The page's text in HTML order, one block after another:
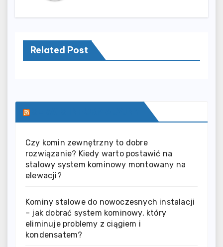
Related Post
Czy komin zewnętrzny to dobre
rozwiązanie? Kiedy warto postawić na
stalowy system kominowy montowany na
elewacji?
Kominy stalowe do nowoczesnych instalacji
– jak dobrać system kominowy, który
eliminuje problemy z ciągiem i
kondensatem?